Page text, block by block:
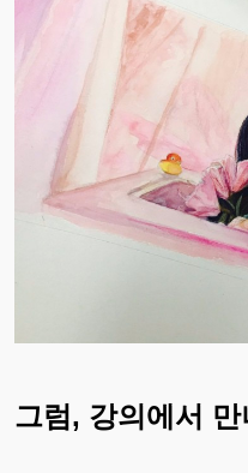
그럼, 강의에서 만